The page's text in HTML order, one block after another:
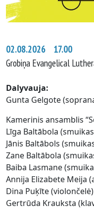
02.08.2026 17.00
Grobiņa Evangelical
Dalyvauja:
Gunta Gelgote
Kamerinis ansamblis
Līga Baltābola
Jānis Baltābols
Zane Baltābola
Baiba Lasmane
Annija Elizabete Meija
Dina Puķīte (violončelė)
Gertrūda Krauksta